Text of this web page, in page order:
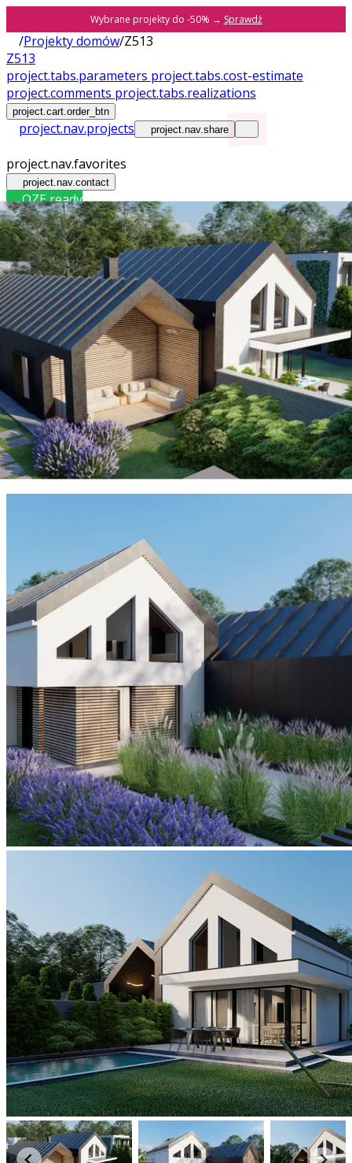
Wybrane projekty do -50% → Sprawdź
/Projekty domów/Z513
Z513
project.tabs.parameters project.tabs.cost-estimate
project.comments project.tabs.realizations
project.cart.order_btn
project.nav.projects project.nav.share
project.nav.favorites
project.nav.contact
OZE ready